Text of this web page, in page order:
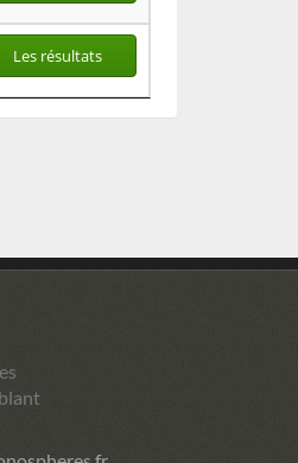
Les résultats